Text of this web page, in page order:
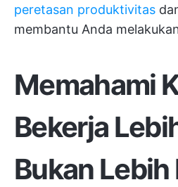
peretasan produktivitas
membantu Anda
Memahami
Bekerja
Bukan Lebih